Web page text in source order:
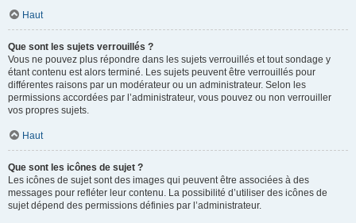
Haut
Que sont les sujets verrouillés ?
Vous ne pouvez plus répondre dans les sujets verrouillés et tout sondage y
étant contenu est alors terminé. Les sujets peuvent être verrouillés pour
différentes raisons par un modérateur ou un administrateur. Selon les
permissions accordées par l’administrateur, vous pouvez ou non verrouiller
vos propres sujets.
Haut
Que sont les icônes de sujet ?
Les icônes de sujet sont des images qui peuvent être associées à des
messages pour refléter leur contenu. La possibilité d’utiliser des icônes de
sujet dépend des permissions définies par l’administrateur.